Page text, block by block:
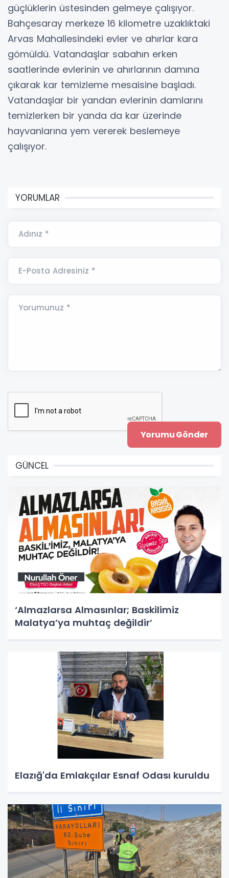
güçlüklerin üstesinden gelmeye çalışıyor.
Bahçesaray merkeze 16 kilometre uzaklıktaki
Arvas Mahallesindeki evler ve ahırlar kara
gömüldü. Vatandaşlar sabahın erken
saatlerinde evlerinin ve ahırlarının damına
çıkarak kar temizleme mesaisine başladı.
Vatandaşlar bir yandan evlerinin damlarını
temizlerken bir yanda da kar üzerinde
hayvanlarına yem vererek beslemeye
çalışıyor.
YORUMLAR
Adınız *
E-Posta Adresiniz *
Yorumunuz *
GÜNCEL
‘Almazlarsa Almasınlar; Baskilimiz
Malatya’ya muhtaç değildir’
Elazığ'da Emlakçılar Esnaf Odası kuruldu